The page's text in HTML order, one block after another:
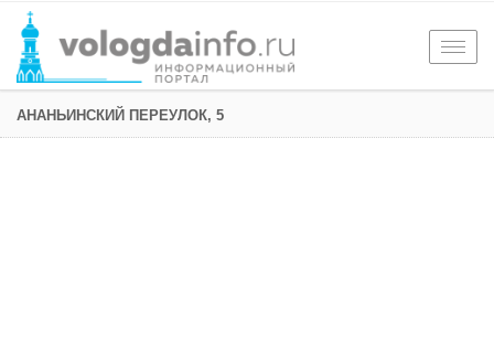
АНАНЬИНСКИЙ ПЕРЕУЛОК, 5